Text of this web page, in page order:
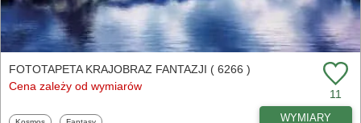
FOTOTAPETA KRAJOBRAZ FANTAZJI ( 6266 )
Cena zależy od wymiarów
11
Fototapety Fototapety WYMIARY